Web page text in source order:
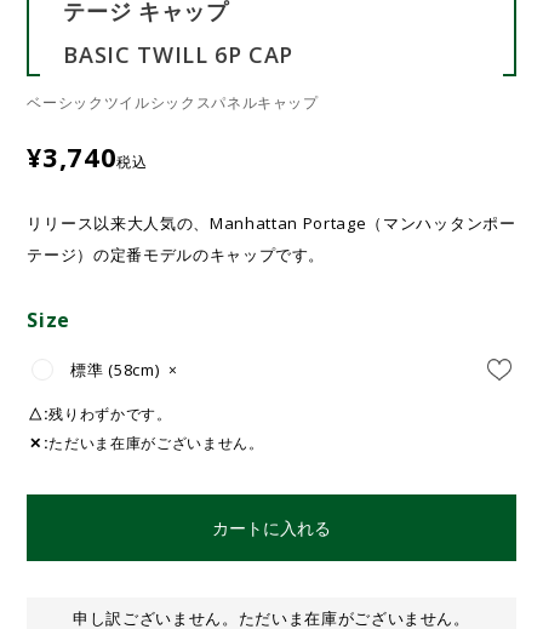
テージ キャップ
BASIC TWILL 6P CAP
ベーシックツイルシックスパネルキャップ
¥3,740税込
リリース以来大人気の、Manhattan Portage（マンハッタンポー
テージ）の定番モデルのキャップです。
Size
標準 (58cm) ×
△ 残りわずかです。
✕ ただいま在庫がございません。
カートに入れる
申し訳ございません。ただいま在庫がございません。